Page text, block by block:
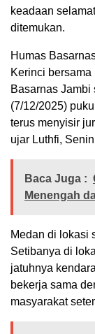
keadaan
ditemukan.
Humas
Kerinci
Basarnas
(7/12/2025)
terus menyisir
ujar Luthfi,
Baca Juga :
Menengah
Medan di lokasi
Setibanya di
jatuhnya
bekerja sama
masyarakat